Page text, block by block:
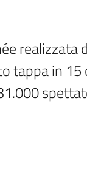
realizzata
tappa in